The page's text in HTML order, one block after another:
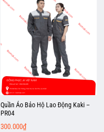
Quần Áo Bảo Hộ Lao Động Kaki –
PR04
300.000₫